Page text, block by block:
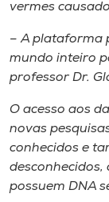
vermes
– A plataforma
mundo inteiro
professor Dr.
O acesso aos
novas
conhecidos e
desconhecidos,
possuem DNA